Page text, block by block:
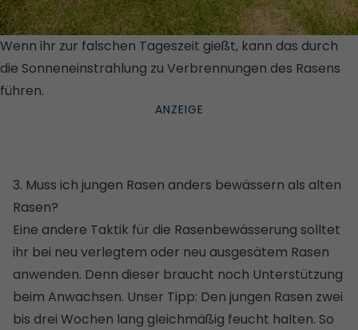
Wenn ihr zur falschen Tageszeit gießt, kann das durch
die Sonneneinstrahlung zu Verbrennungen des Rasens
führen.
3. Muss ich jungen Rasen anders bewässern als alten
Rasen?
Eine andere Taktik für die Rasenbewässerung solltet
ihr bei neu verlegtem oder neu ausgesätem Rasen
anwenden. Denn dieser braucht noch Unterstützung
beim Anwachsen. Unser Tipp: Den jungen Rasen zwei
bis drei Wochen lang gleichmäßig feucht halten. So